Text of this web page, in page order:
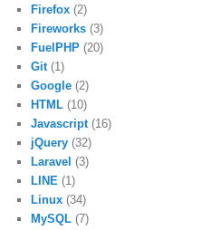
Firefox (2)
Fireworks (3)
FuelPHP (20)
Git(1)
Google (2)
HTML (10)
Javascript(16)
jQuery (32)
Laravel (3)
LINE (1)
Linux (34)
MySQL (7)